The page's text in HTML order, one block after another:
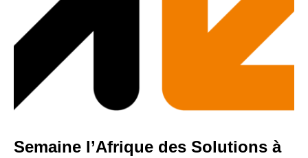
Semaine l’Afrique des Solutions à